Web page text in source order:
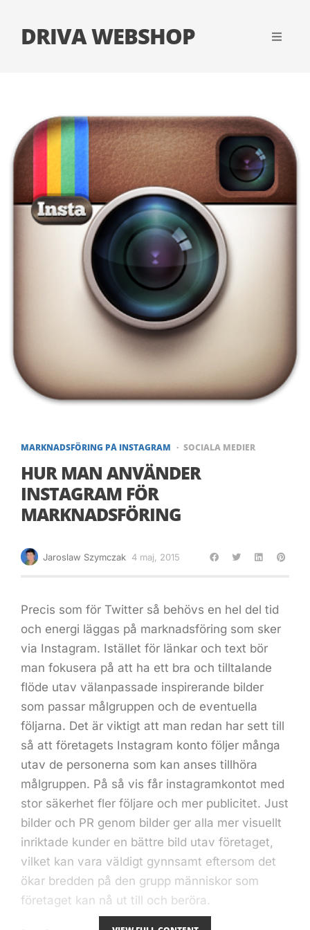
DRIVA WEBSHOP
MARKNADSFÖRING PÅ INSTAGRAM SOCIALA MEDIER
HUR MAN ANVÄNDER
INSTAGRAM FÖR
MARKNADSFÖRING
Jaroslaw Szymczak 4 maj, 2015
Precis som för Twitter så behövs en hel del tid
och energi läggas på marknadsföring som sker
via Instagram. Istället för länkar och text bör
man fokusera på att ha ett bra och tilltalande
flöde utav välanpassade inspirerande bilder
som passar målgruppen och de eventuella
följarna. Det är viktigt att man redan har sett till
så att företagets Instagram konto följer många
utav de personerna som kan anses tillhöra
målgruppen. På så vis får instagramkontot med
stor säkerhet fler följare och mer publicitet. Just
bilder och PR genom bilder ger alla mer visuellt
inriktade kunder en bättre bild utav företaget,
vilket kan vara väldigt gynnsamt eftersom det
ökar bredden på den grupp människor som
företaget kan nå ut till och beröra.